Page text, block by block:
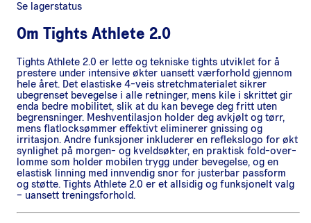
Se lagerstatus
Om Tights Athlete 2.0
Tights Athlete 2.0 er lette og tekniske tights utviklet for å
prestere under intensive økter uansett værforhold gjennom
hele året. Det elastiske 4-veis stretchmaterialet sikrer
ubegrenset bevegelse i alle retninger, mens kile i skrittet gir
enda bedre mobilitet, slik at du kan bevege deg fritt uten
begrensninger. Meshventilasjon holder deg avkjølt og tørr,
mens flatlocksømmer effektivt eliminerer gnissing og
irritasjon. Andre funksjoner inkluderer en reflekslogo for økt
synlighet på morgen- og kveldsøkter, en praktisk fold-over-
lomme som holder mobilen trygg under bevegelse, og en
elastisk linning med innvendig snor for justerbar passform
og støtte. Tights Athlete 2.0 er et allsidig og funksjonelt valg
– uansett treningsforhold.